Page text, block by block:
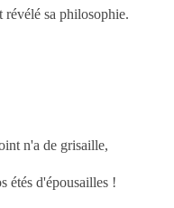
révélé sa philosophie.
n'a de grisaille,
étés d'épousailles !